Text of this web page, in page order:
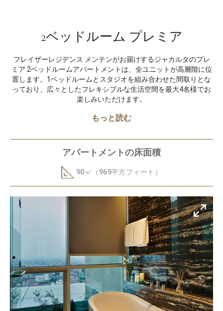
2ベッドルーム プレミア
フレイザーレジデンス メンテンがお届けするジャカルタのプレ
ミア 2ベッドルームアパートメントは、全ユニットが高層階に位
置します。1ベッドルームとスタジオを組み合わせた間取りとな
っており、広々としたフレキシブルな生活空間を最大4名様でお
楽しみいただけます。
もっと読む
アパートメントの床面積
90㎡（969平方フィート）